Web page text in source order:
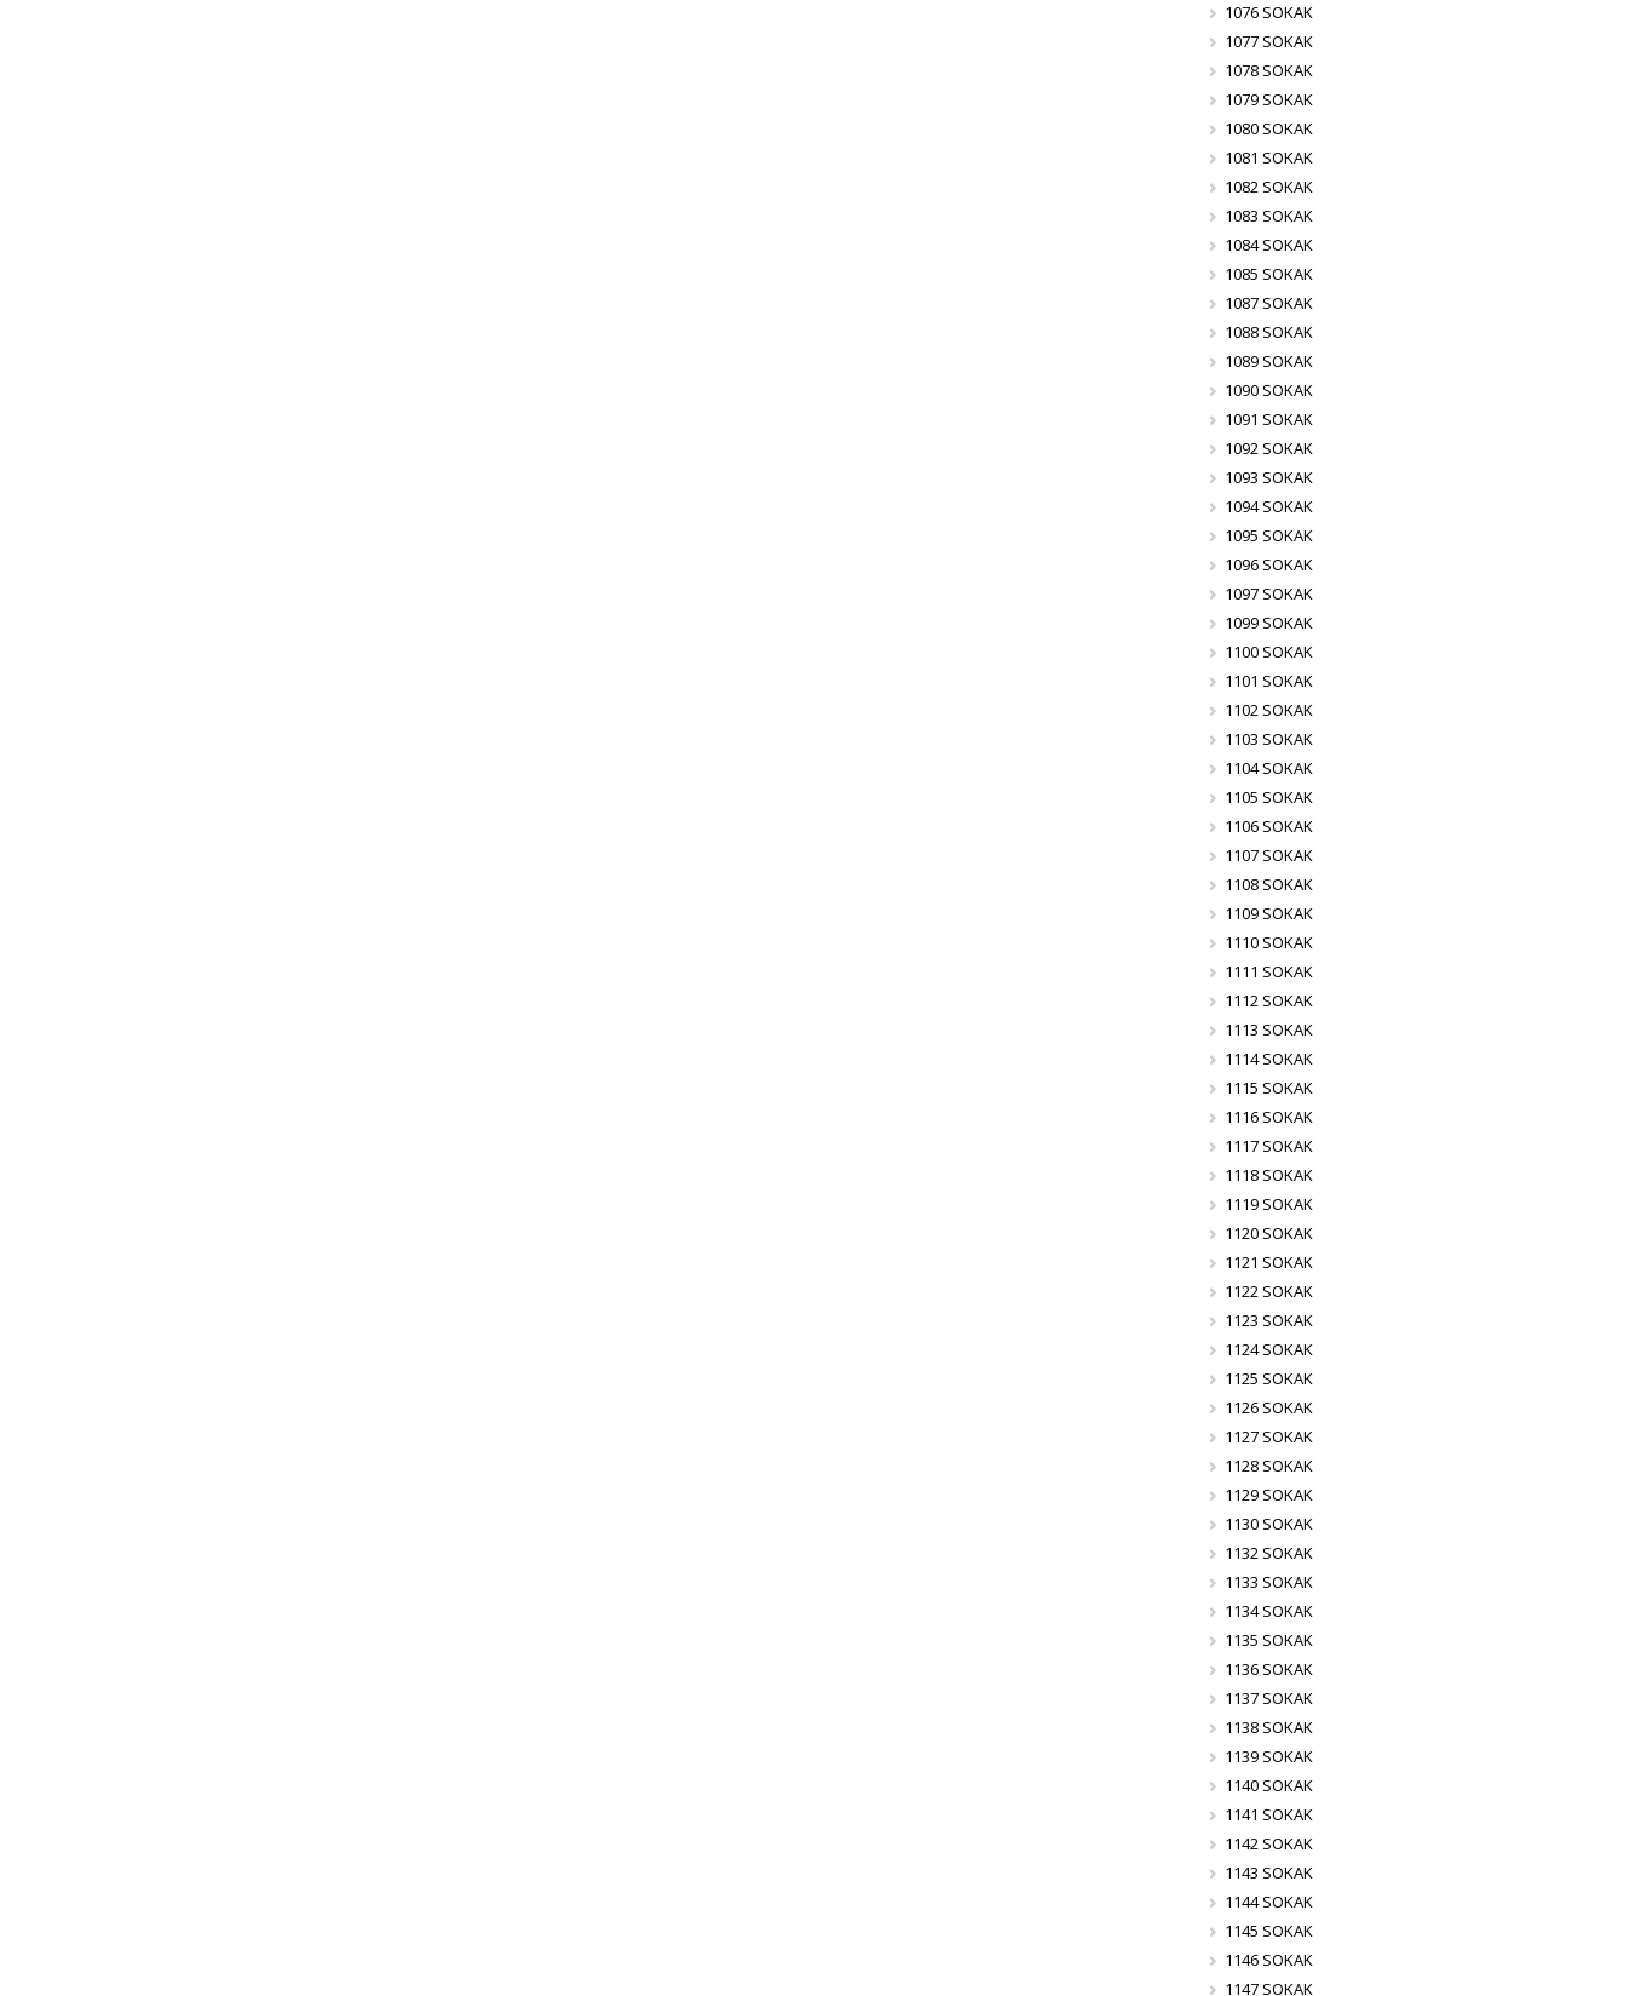
1076 SOKAK
1077 SOKAK
1078 SOKAK
1079 SOKAK
1080 SOKAK
1081 SOKAK
1082 SOKAK
1083 SOKAK
1084 SOKAK
1085 SOKAK
1087 SOKAK
1088 SOKAK
1089 SOKAK
1090 SOKAK
1091 SOKAK
1092 SOKAK
1093 SOKAK
1094 SOKAK
1095 SOKAK
1096 SOKAK
1097 SOKAK
1099 SOKAK
1100 SOKAK
1101 SOKAK
1102 SOKAK
1103 SOKAK
1104 SOKAK
1105 SOKAK
1106 SOKAK
1107 SOKAK
1108 SOKAK
1109 SOKAK
1110 SOKAK
1111 SOKAK
1112 SOKAK
1113 SOKAK
1114 SOKAK
1115 SOKAK
1116 SOKAK
1117 SOKAK
1118 SOKAK
1119 SOKAK
1120 SOKAK
1121 SOKAK
1122 SOKAK
1123 SOKAK
1124 SOKAK
1125 SOKAK
1126 SOKAK
1127 SOKAK
1128 SOKAK
1129 SOKAK
1130 SOKAK
1132 SOKAK
1133 SOKAK
1134 SOKAK
1135 SOKAK
1136 SOKAK
1137 SOKAK
1138 SOKAK
1139 SOKAK
1140 SOKAK
1141 SOKAK
1142 SOKAK
1143 SOKAK
1144 SOKAK
1145 SOKAK
1146 SOKAK
1147 SOKAK